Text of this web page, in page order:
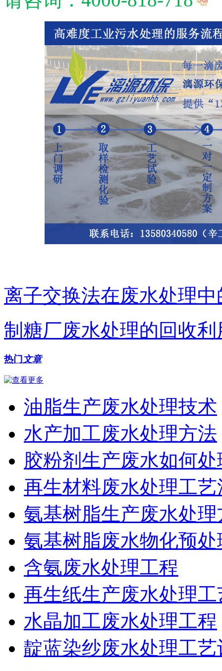
离子交换法在废水处理
制糖厂废水处理的回收利
热门 文章
油脂生产废水处理技术
水产加工废水处理方法
胶粉剂生产废水如何处
再生材料废水处理工艺
氨基树脂生产废水处理
氨基树脂废水物化预
含氨废水处理工程
再生纸生产废水处理工
水晶加工废水处理工程
靛蓝染纱废水处理工艺